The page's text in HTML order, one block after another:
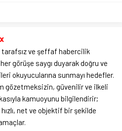
tarafsız ve şeffaf habercilik
her görüşe saygı duyarak doğru ve
okuyucularına sunmayı hedefler.
gözetmeksizin, güvenilir ve ilkeli
kamuoyunu bilgilendirir;
net ve objektif bir şekilde